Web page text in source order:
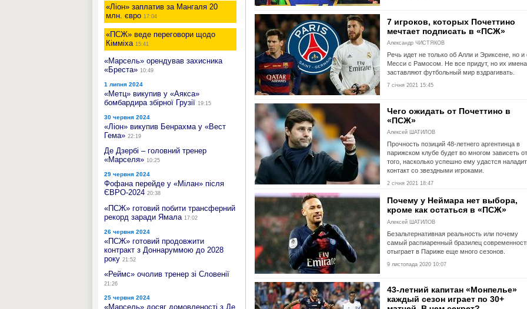
«Ліон» заплатив за Мангаля 20
млн. євро 17:04
«ПСЖ» веде переговори щодо
Кімміха 15:41
«Марсель» орендував захисника
«Бреста» 10:49
1 липня 2024
«Метц» викупив у «Аякса»
бомбардира збірної Грузії 19:15
30 червня 2024
«Ліон» викупив Бенрахма у «Вест
Гема» 22:19
Де Дзербі – головний тренер
«Марселя» 10:25
29 червня 2024
Фофана перейде у «Мілан» після
ЄВРО-2024 20:38
«ПСЖ» готовий побити трансферний
рекорд заради Ямала 17:02
26 червня 2024
«ПСЖ» готовий продовжити
контракт з Доннаруммою до 2028
року 21:52
«Реймс» очолив тренер зі Словенії
21:26
25 червня 2024
«Марсель» досяг домовленості з Де
7 игроков, которых Почеттино
мечтает подписать в «ПСЖ»
Александр ЧИСТЯКОВ
Речь идет не только об Алли и Эриксене, но и
Месси с Рамосом. Не все придут, но их имена
заставляют футбольный мир вздрагивать.
7 січня 2021 15:45
Чего ожидать от Почеттино в
«ПСЖ»
Алексей ШАТИЛОВ
Прочность позиций 48-летнего аргентинца в
парижском клубе будет во многом зависеть от
того, насколько успешно ему удастся
контакт со звездными игроками.
2 січня 2021 18:47
Почему у Неймара нет выбора,
кроме как остаться в «ПСЖ»
Алексей ШАТИЛОВ
Безальтернативная реальность или почему
самый распиаренный бразилец
отыграет в Париже еще много сезонов.
9 листопада 2020 10:07
43-летний капитан «Монпелье»
каждый сезон играет по 30+